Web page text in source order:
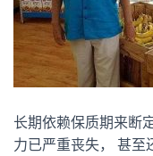
长期依赖保质期来断
力已严重丧失， 甚至